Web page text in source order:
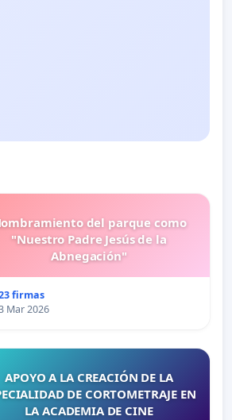
del parque como
"Nuestro Padre Jesús de la
Abnegación"
firmas
Mar 2026
APOYO A LA CREACIÓN DE LA
DE CORTOMETRAJE EN
LA ACADEMIA DE CINE